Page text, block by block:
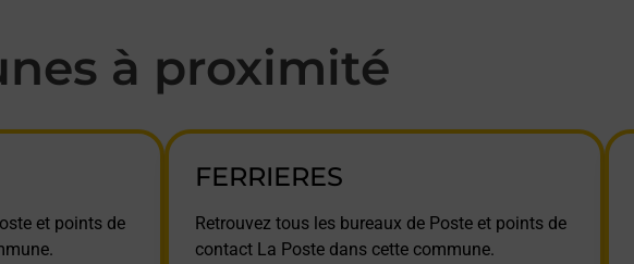
à proximité
et points de
FERRIERES
Retrouvez tous les bureaux de Poste et points de
contact La Poste dans cette commune.